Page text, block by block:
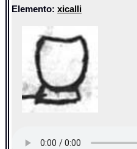
Elemento:xicalli